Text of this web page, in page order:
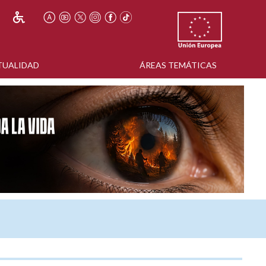
ÁREAS TEMÁTICAS